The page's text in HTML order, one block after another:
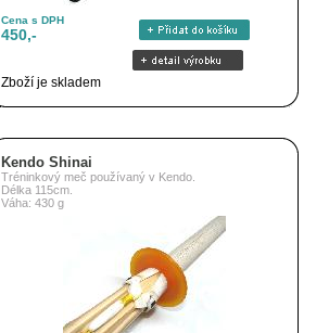
Cena s DPH
450,-
Zboží je skladem
Kendo Shinai
Tréninkový meč používaný v Kendo.
Délka 115cm.
Váha: 430 g